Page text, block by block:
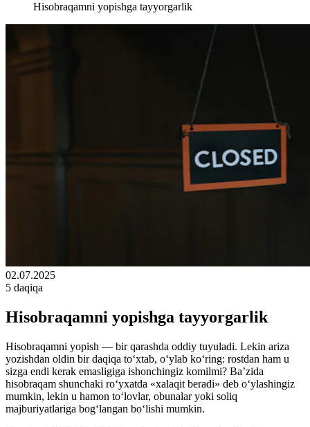
Hisobraqamni yopishga tayyorgarlik
02.07.2025
5 daqiqa
Hisobraqamni yopishga tayyorgarlik
Hisobraqamni yopish — bir qarashda oddiy tuyuladi. Lekin ariza
yozishdan oldin bir daqiqa to‘xtab, o‘ylab ko‘ring: rostdan ham u
sizga endi kerak emasligiga ishonchingiz komilmi? Ba’zida
hisobraqam shunchaki ro‘yxatda «xalaqit beradi» deb o‘ylashingiz
mumkin, lekin u hamon to‘lovlar, obunalar yoki soliq
majburiyatlariga bog‘langan bo‘lishi mumkin.